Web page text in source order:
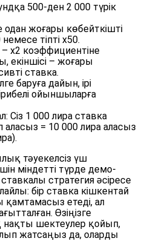
500-ден 2 000 түрік
жоғары көбейткішті
тіпті x50.
– x2 коэффициентіне
екіншісі – жоғары
ставка.
баруға дайын, ірі
ойыншыларға
Сіз 1 000 лира ставка
= 10 000 лира аласыз
тәуекелсіз үш
міндетті түрде демо-
стратегия әсіресе
бір ставка кішкентай
қамтамасыз етеді, ал
Өзіңізге
нақты шектеулер қойып,
жатсаңыз да, оларды